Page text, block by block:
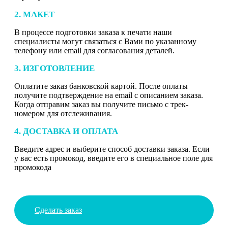
2. МАКЕТ
В процессе подготовки заказа к печати наши
специалисты могут связаться с Вами по указанному
телефону или email для согласования деталей.
3. ИЗГОТОВЛЕНИЕ
Оплатите заказ банковской картой. После оплаты
получите подтверждение на email с описанием заказа.
Когда отправим заказ вы получите письмо с трек-
номером для отслеживания.
4. ДОСТАВКА И ОПЛАТА
Введите адрес и выберите способ доставки заказа. Если
у вас есть промокод, введите его в специальное поле для
промокода
Сделать заказ